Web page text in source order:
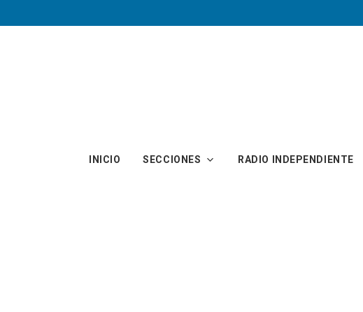
INICIO SECCIONES RADIO INDEPENDIENTE